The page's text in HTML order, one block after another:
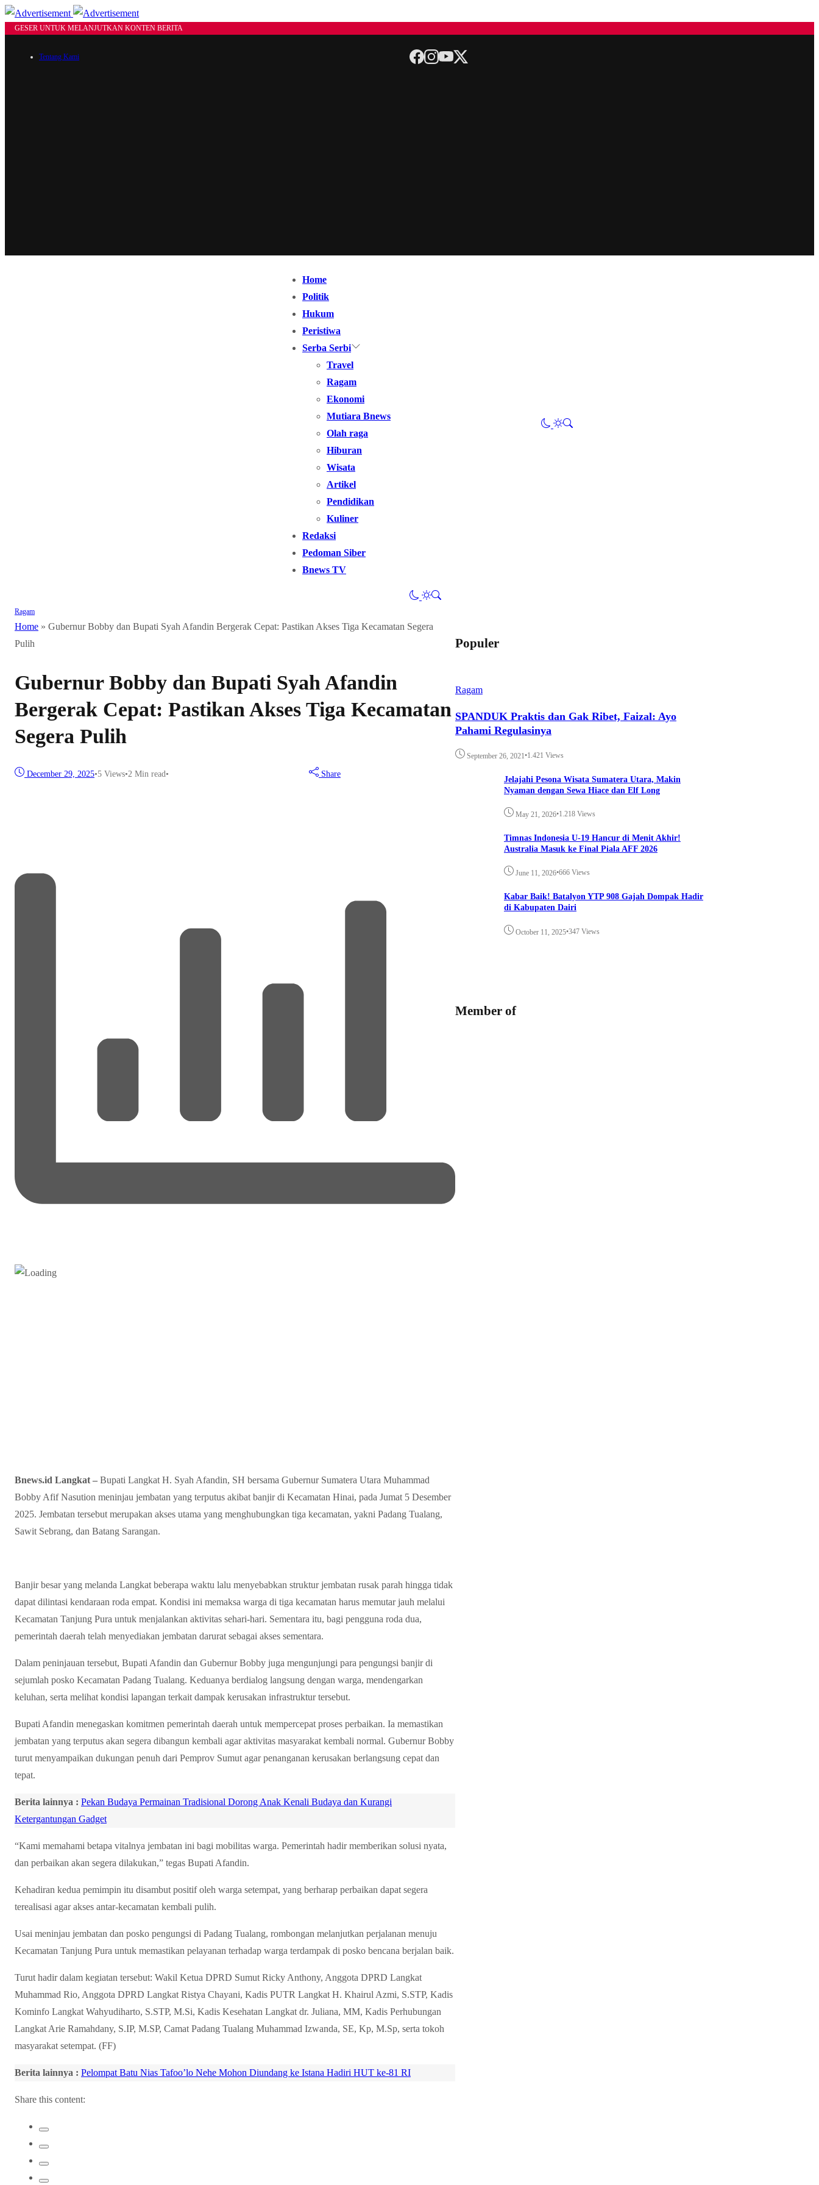
GESER UNTUK MELANJUTKAN KONTEN BERITA
Tentang Kami
Home
Politik
Hukum
Peristiwa
Serba Serbi
Travel
Ragam
Ekonomi
Mutiara Bnews
Olah raga
Hiburan
Wisata
Artikel
Pendidikan
Kuliner
Redaksi
Pedoman Siber
Bnews TV
Ragam
Home » Gubernur Bobby dan Bupati Syah Afandin Bergerak Cepat: Pastikan Akses Tiga Kecamatan Segera
Pulih
Gubernur Bobby dan Bupati Syah Afandin
Bergerak Cepat: Pastikan Akses Tiga Kecamatan
Segera Pulih
December 29, 2025•5 Views•2 Min read• Share
Bnews.id Langkat – Bupati Langkat H. Syah Afandin, SH bersama Gubernur Sumatera Utara Muhammad
Bobby Afif Nasution meninjau jembatan yang terputus akibat banjir di Kecamatan Hinai, pada Jumat 5 Desember
2025. Jembatan tersebut merupakan akses utama yang menghubungkan tiga kecamatan, yakni Padang Tualang,
Sawit Sebrang, dan Batang Sarangan.
Banjir besar yang melanda Langkat beberapa waktu lalu menyebabkan struktur jembatan rusak parah hingga tidak
dapat dilintasi kendaraan roda empat. Kondisi ini memaksa warga di tiga kecamatan harus memutar jauh melalui
Kecamatan Tanjung Pura untuk menjalankan aktivitas sehari-hari. Sementara itu, bagi pengguna roda dua,
pemerintah daerah telah menyediakan jembatan darurat sebagai akses sementara.
Dalam peninjauan tersebut, Bupati Afandin dan Gubernur Bobby juga mengunjungi para pengungsi banjir di
sejumlah posko Kecamatan Padang Tualang. Keduanya berdialog langsung dengan warga, mendengarkan
keluhan, serta melihat kondisi lapangan terkait dampak kerusakan infrastruktur tersebut.
Bupati Afandin menegaskan komitmen pemerintah daerah untuk mempercepat proses perbaikan. Ia memastikan
jembatan yang terputus akan segera dibangun kembali agar aktivitas masyarakat kembali normal. Gubernur Bobby
turut menyampaikan dukungan penuh dari Pemprov Sumut agar penanganan kerusakan berlangsung cepat dan
tepat.
Berita lainnya : Pekan Budaya Permainan Tradisional Dorong Anak Kenali Budaya dan Kurangi
Ketergantungan Gadget
“Kami memahami betapa vitalnya jembatan ini bagi mobilitas warga. Pemerintah hadir memberikan solusi nyata,
dan perbaikan akan segera dilakukan,” tegas Bupati Afandin.
Kehadiran kedua pemimpin itu disambut positif oleh warga setempat, yang berharap perbaikan dapat segera
terealisasi agar akses antar-kecamatan kembali pulih.
Usai meninjau jembatan dan posko pengungsi di Padang Tualang, rombongan melanjutkan perjalanan menuju
Kecamatan Tanjung Pura untuk memastikan pelayanan terhadap warga terdampak di posko bencana berjalan baik.
Turut hadir dalam kegiatan tersebut: Wakil Ketua DPRD Sumut Ricky Anthony, Anggota DPRD Langkat
Muhammad Rio, Anggota DPRD Langkat Ristya Chayani, Kadis PUTR Langkat H. Khairul Azmi, S.STP, Kadis
Kominfo Langkat Wahyudiharto, S.STP, M.Si, Kadis Kesehatan Langkat dr. Juliana, MM, Kadis Perhubungan
Langkat Arie Ramahdany, S.IP, M.SP, Camat Padang Tualang Muhammad Izwanda, SE, Kp, M.Sp, serta tokoh
masyarakat setempat. (FF)
Berita lainnya : Pelompat Batu Nias Tafoo’lo Nehe Mohon Diundang ke Istana Hadiri HUT ke-81 RI
Share this content:
Populer
Ragam
SPANDUK Praktis dan Gak Ribet, Faizal: Ayo
Pahami Regulasinya
September 26, 2021•1.421 Views
Jelajahi Pesona Wisata Sumatera Utara, Makin
Nyaman dengan Sewa Hiace dan Elf Long
May 21, 2026•1.218 Views
Timnas Indonesia U-19 Hancur di Menit Akhir!
Australia Masuk ke Final Piala AFF 2026
June 11, 2026•666 Views
Kabar Baik! Batalyon YTP 908 Gajah Dompak Hadir
di Kabupaten Dairi
October 11, 2025•347 Views
Member of